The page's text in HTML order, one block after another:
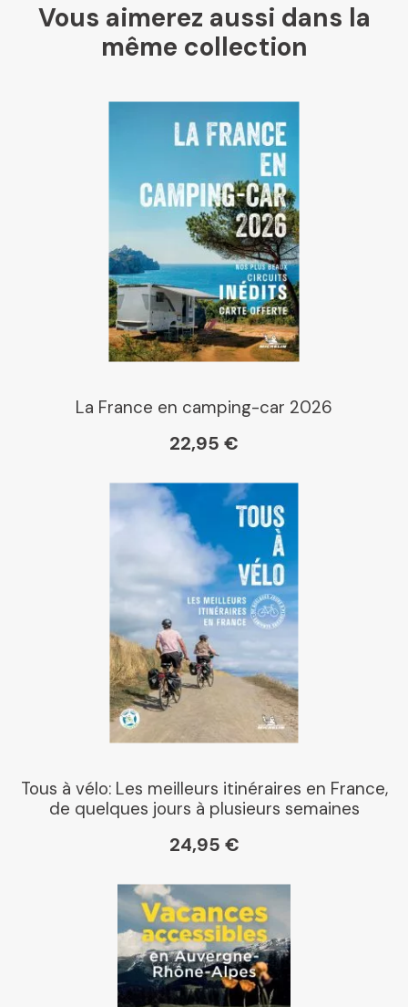
Chapitre
Dialogue
Librairie La Procure
Gibert
Kleber
Place des libraires
E Leclerc
Boutique L'Aventure
Vous aimerez aussi dans la
même collection
La France en camping-car 2026
22,95 €
Tous à vélo: Les meilleurs itinéraires en France,
de quelques jours à plusieurs semaines
24,95 €